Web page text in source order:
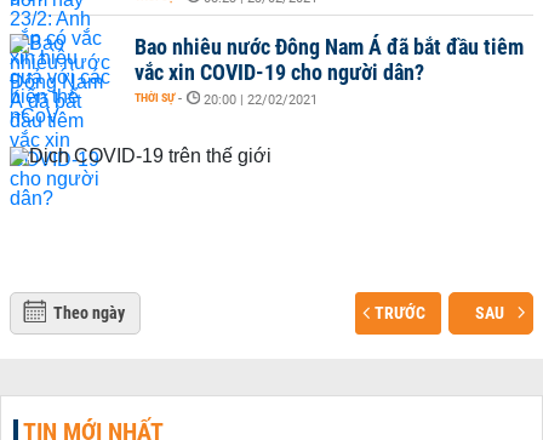
Bao nhiêu nước Đông Nam Á đã bắt đầu tiêm
vắc xin COVID-19 cho người dân?
THỜI SỰ - 20:00 | 22/02/2021
Theo ngày TRƯỚC SAU
TIN MỚI NHẤT